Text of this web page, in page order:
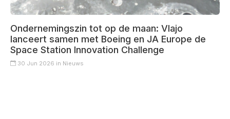
Ondernemingszin tot op de maan: Vlajo
lanceert samen met Boeing en JA Europe de
Space Station Innovation Challenge
30 Jun 2026 in Nieuws